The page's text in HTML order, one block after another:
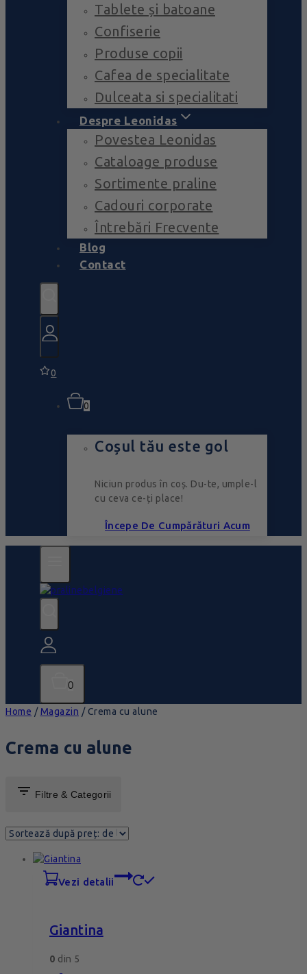
Tablete și batoane
Confiserie
Produse copii
Cafea de specialitate
Dulceata si specialitati
Despre Leonidas
Povestea Leonidas
Cataloage produse
Sortimente praline
Cadouri corporate
Întrebări Frecvente
Blog
Contact
0
0
Coșul tău este gol
Niciun produs în coș. Du-te, umple-l
cu ceva ce-ți place!
Începe De Cumpărături Acum
0
Home / Magazin / Crema cu alune
Crema cu alune
Filtre & Categorii
vezi detalii
Giantina
0 din 5